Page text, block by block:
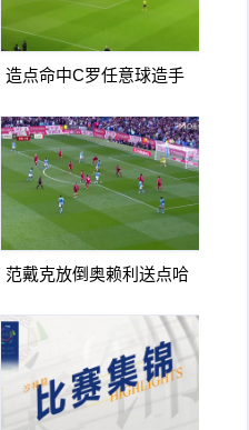
造点命中C罗任意球造手
球
范戴克放倒奥赖利送点哈
浦